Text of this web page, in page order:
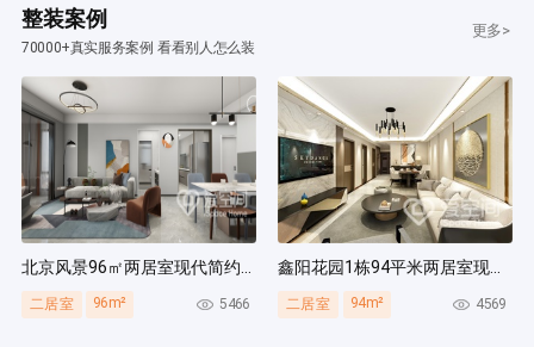
整装案例
70000+真实服务案例 看看别人怎么装
更多>
北京风景96㎡两居室现代简约风装修案例
二居室 96m² 5466
鑫阳花园1栋94平米两居室现代简约风装修案例
二居室 94m² 4569